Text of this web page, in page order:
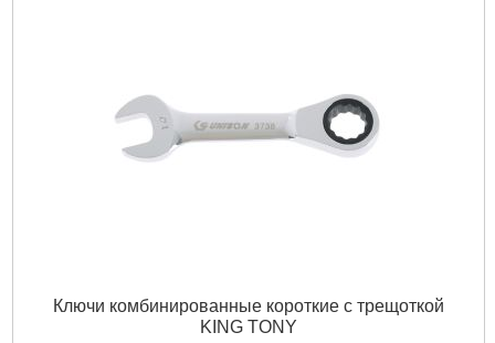
Ключи комбинированные короткие с трещоткой
KING TONY